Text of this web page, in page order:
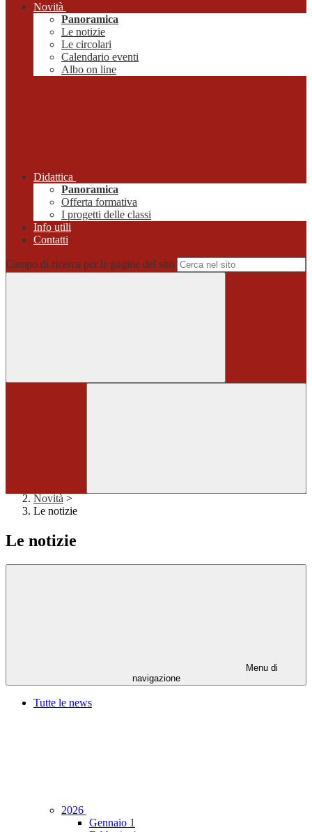
Novità
Panoramica
Le notizie
Le circolari
Calendario eventi
Albo on line
Didattica
Panoramica
Offerta formativa
I progetti delle classi
Info utili
Contatti
Campo di ricerca per le pagine del sito
Novità >
Le notizie
Le notizie
Menu di
navigazione
Tutte le news
2026
Gennaio 1